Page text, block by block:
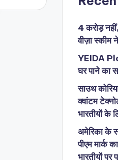
4 करोड़
वीज़ा स्कीम
YEIDA
घर पाने का
साउथ
क्वांटम
भारतीयों के
अमेरिका के
पीएम मार्क
भारतीयों पर